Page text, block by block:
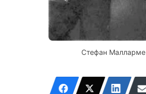
Стефан Малларме